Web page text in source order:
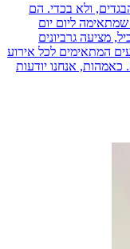
ולא בכדי. הם
ליום יום
גרביונים
לכל אירוע
אנחנו יודעות